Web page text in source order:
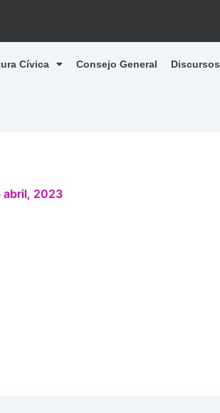
Cívica Consejo General Discursos
abril, 2023